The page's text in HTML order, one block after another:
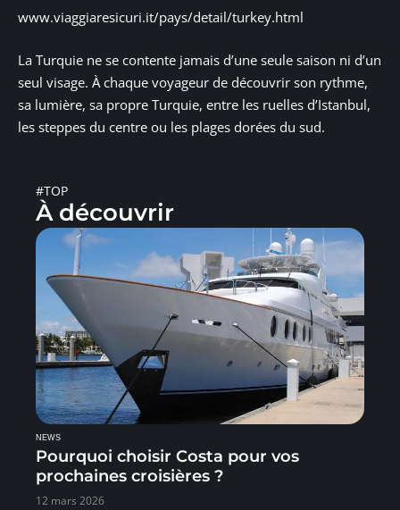
www.viaggiaresicuri.it/pays/detail/turkey.html
La Turquie ne se contente jamais d’une seule saison ni d’un
seul visage. À chaque voyageur de découvrir son rythme,
sa lumière, sa propre Turquie, entre les ruelles d’Istanbul,
les steppes du centre ou les plages dorées du sud.
#TOP
À découvrir
NEWS
Pourquoi choisir Costa pour vos
prochaines croisières ?
12 mars 2026